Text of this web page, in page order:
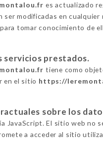
es actualizado
ser modificadas en
tomar conocimiento de
servicios prestados.
tiene como
en el sitio https://
sobre los
JavaScript. El sitio web no
a acceder al sitio